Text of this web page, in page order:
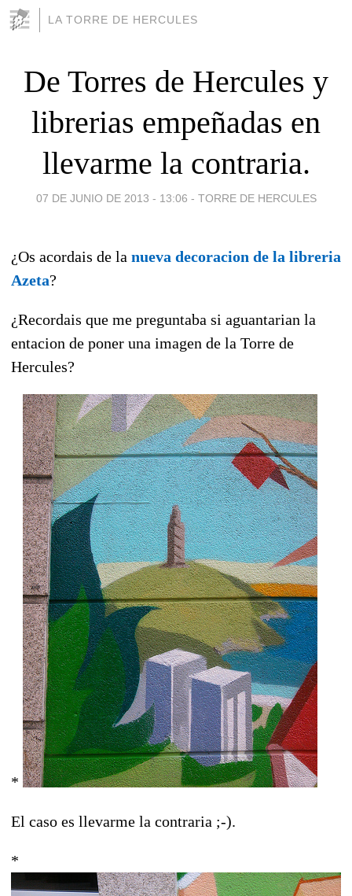
LA TORRE DE HERCULES
De Torres de Hercules y
librerias empeñadas en
llevarme la contraria.
07 DE JUNIO DE 2013 - 13:06 - TORRE DE HERCULES
¿Os acordais de la nueva decoracion de la libreria
Azeta?
¿Recordais que me preguntaba si aguantarian la
entacion de poner una imagen de la Torre de
Hercules?
*
El caso es llevarme la contraria ;-).
*